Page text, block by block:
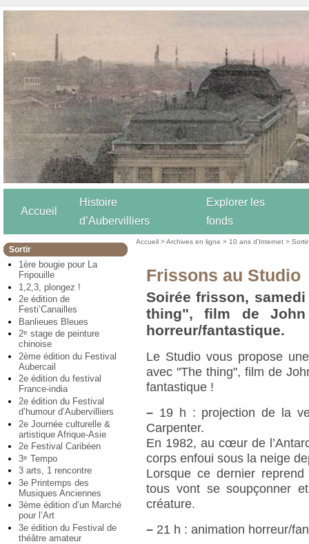
Accueil
Histoire
d’Aubervilliers
Explorer les
fonds
Sortir
1ère bougie pour La
Fripouille
1,2,3, plongez !
2e édition de
Festi’Canailles
Banlieues Bleues
2e stage de peinture
chinoise
2ème édition du Festival
Aubercail
2e édition du festival
France-india
2e édition du Festival
d’humour d’Aubervilliers
2e Journée culturelle &
artistique Afrique-Asie
2e Festival Caribéen
3e Tempo
3 arts, 1 rencontre
3e Printemps des
Musiques Anciennes
3ème édition d’un Marché
pour l’Art
3e édition du Festival de
théâtre amateur
Accueil >Archives en ligne > 10 ans d’Internet >Sortir
Frissons au Studio
Soirée frisson,
thing", film de John
horreur/fantastique.
Le Studio vous propose
avec "The thing", film de
fantastique !
– 19 h : projection de la
Carpenter.
En 1982, au cœur de
corps enfoui sous la neige
Lorsque ce dernier
tous vont se soupçonner
créature.
– 21 h : animation horreur/